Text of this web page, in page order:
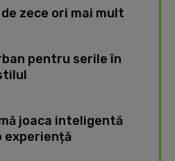
zece ori mai mult
pentru serile în
joaca inteligentă
experiență